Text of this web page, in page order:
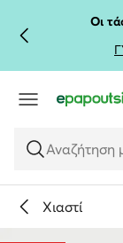
ΜΕΤΆΒΑΣΗ
ΜΕΤΆΒΑΣΗΟι
Αναζήτηση
Χιαστί